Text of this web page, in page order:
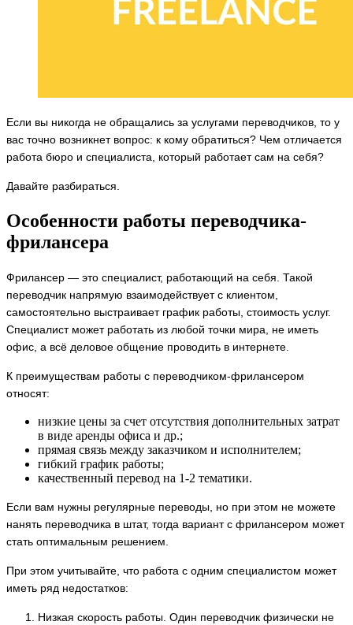
Если вы никогда не обращались за услугами переводчиков, то у
вас точно возникнет вопрос: к кому обратиться? Чем отличается
работа бюро и специалиста, который работает сам на себя?
Давайте разбираться.
Особенности работы переводчика-
фрилансера
Фрилансер — это специалист, работающий на себя. Такой
переводчик напрямую взаимодействует с клиентом,
самостоятельно выстраивает график работы, стоимость услуг.
Специалист может работать из любой точки мира, не иметь
офис, а всё деловое общение проводить в интернете.
К преимуществам работы с переводчиком-фрилансером
относят:
низкие цены за счет отсутствия дополнительных затрат
в виде аренды офиса и др.;
прямая связь между заказчиком и исполнителем;
гибкий график работы;
качественный перевод на 1-2 тематики.
Если вам нужны регулярные переводы, но при этом не можете
нанять переводчика в штат, тогда вариант с фрилансером может
стать оптимальным решением.
При этом учитывайте, что работа с одним специалистом может
иметь ряд недостатков:
Низкая скорость работы. Один переводчик физически не